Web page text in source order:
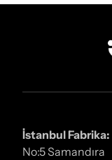
İstanbul Fabrika:
No:5 Samandıra